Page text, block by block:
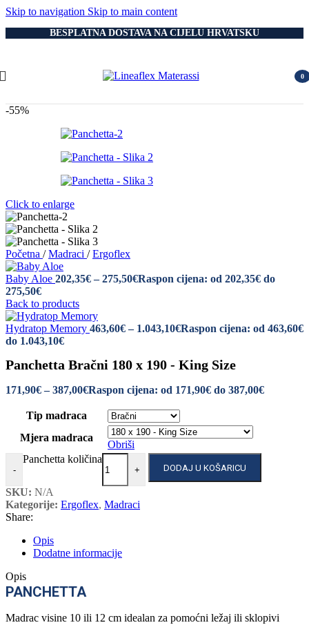
Skip to navigation Skip to main content
BESPLATNA DOSTAVA NA CIJELU HRVATSKU
0
-55%
Click to enlarge
Početna / Madraci / Ergoflex
Baby Aloe 202,35€ – 275,50€Raspon cijena: od 202,35€ do
275,50€
Back to products
Hydratop Memory 463,60€ – 1.043,10€Raspon cijena: od 463,60€
do 1.043,10€
Panchetta Bračni 180 x 190 - King Size
171,90€ – 387,00€Raspon cijena: od 171,90€ do 387,00€
Tip madraca
Mjera madraca
Obriši
-
Panchetta količina
+ DODAJ U KOŠARICU
SKU: N/A
Kategorije: Ergoflex, Madraci
Share:
Opis
Dodatne informacije
Opis
PANCHETTA
Madrac visine 10 ili 12 cm idealan za pomoćni ležaj ili sklopivi